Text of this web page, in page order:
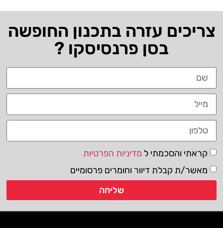
צריכים עזרה בתכנון החופשה
בסן פרנסיסקו ?
קראתי והסכמתי ל מדיניות הפרטיות
מאשר/ת קבלת דיוור וחומרים פרסומיים
שליחה